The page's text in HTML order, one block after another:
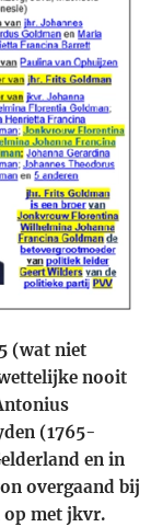
(wat niet
nooit
(1765-
en in
overgaand bij
op met jkvr.